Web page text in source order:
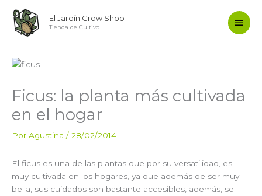
contenido
El Jardín Grow Shop
Tienda de Cultivo
Ficus: la planta más cultivada
en el hogar
Por Agustina / 28/02/2014
El ficus es una de las plantas que por su versatilidad, es
muy cultivada en los hogares, ya que además de ser muy
bella, sus cuidados son bastante accesibles, además, se